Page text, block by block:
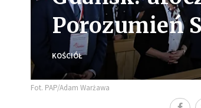
Porozumień
KOŚCIÓŁ
Fot. PAP/Adam Warżawa